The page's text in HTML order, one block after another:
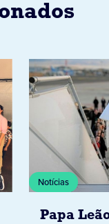
Notícias
Papa